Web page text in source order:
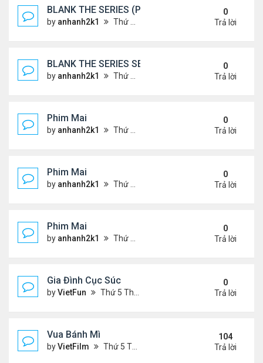
BLANK THE SERIES (PHẦN 2)
by anhanh2k1 Thứ 6 Tháng 5 24, 2024 1:53 am
0
Trả lời
BLANK THE SERIES SEASON 2 (2024)
by anhanh2k1 Thứ 5 Tháng 5 23, 2024 1:03 am
0
Trả lời
Phim Mai
by anhanh2k1 Thứ 3 Tháng 5 21, 2024 1:06 am
0
Trả lời
Phim Mai
by anhanh2k1 Thứ 2 Tháng 5 20, 2024 2:03 am
0
Trả lời
Phim Mai
by anhanh2k1 Thứ 6 Tháng 5 17, 2024 9:42 pm
0
Trả lời
Gia Đình Cục Súc
byVietFun Thứ 5 Tháng 1 19, 2023 4:42 pm
0
Trả lời
Vua Bánh Mì
byVietFilm Thứ 5 Tháng 10 15, 2020 1:26 pm
104
Trả lời